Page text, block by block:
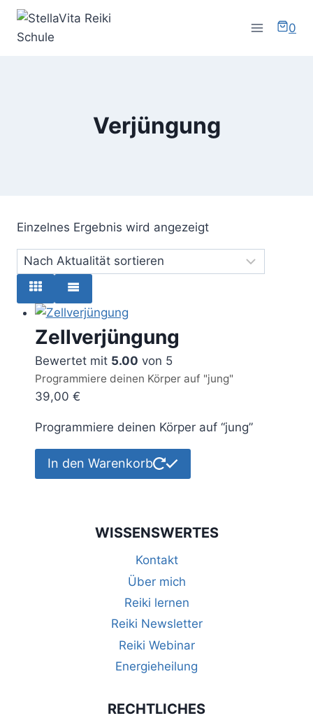
Zum
springen
0
Verjüngung
Einzelnes Ergebnis wird angezeigt
Zellverjüngung
Bewertet mit 5.00 von 5
Programmiere deinen Körper auf "jung"
39,00 €
Programmiere deinen Körper auf “jung”
In den Warenkorb
WISSENSWERTES
Kontakt
Über mich
Reiki lernen
Reiki Newsletter
Reiki Webinar
Energieheilung
RECHTLICHES